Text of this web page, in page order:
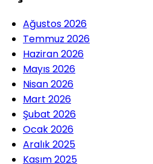
Ağustos 2026
Temmuz 2026
Haziran 2026
Mayıs 2026
Nisan 2026
Mart 2026
Şubat 2026
Ocak 2026
Aralık 2025
Kasım 2025